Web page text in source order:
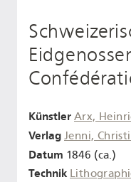
Künstler Arx,
Verlag Jenni,
Datum 1846 (ca.)
Technik